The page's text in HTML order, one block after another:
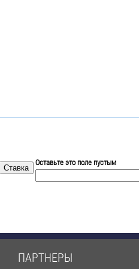
Оставьте это поле пустым
ПАРТНЕРЫ